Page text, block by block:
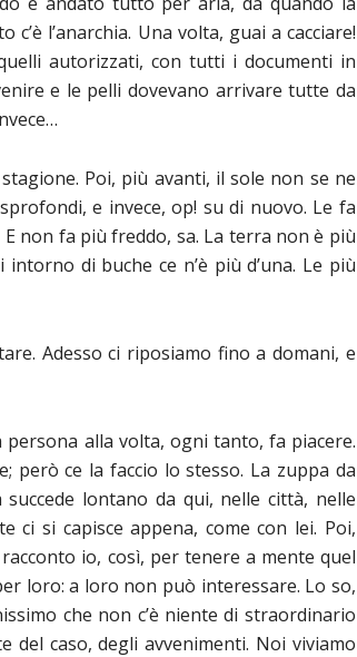
c’è l’anarchia. Una volta, guai a cacciare!
autorizzati, con tutti i documenti in
e le pelli dovevano arrivare tutte da
Poi, più avanti, il sole non se ne
e invece, op! su di nuovo. Le fa
non fa più freddo, sa. La terra non è più
di buche ce n’è più d’una. Le più
Adesso ci riposiamo fino a domani, e
persona alla volta, ogni tanto, fa piacere.
però ce la faccio lo stesso. La zuppa da
lontano da qui, nelle città, nelle
ci si capisce appena, come con lei. Poi,
io, così, per tenere a mente quel
loro: a loro non può interessare. Lo so,
che non c’è niente di straordinario
del caso, degli avvenimenti. Noi viviamo